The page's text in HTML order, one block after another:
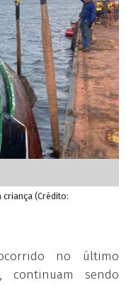
(Crédito:
no último
continuam sendo